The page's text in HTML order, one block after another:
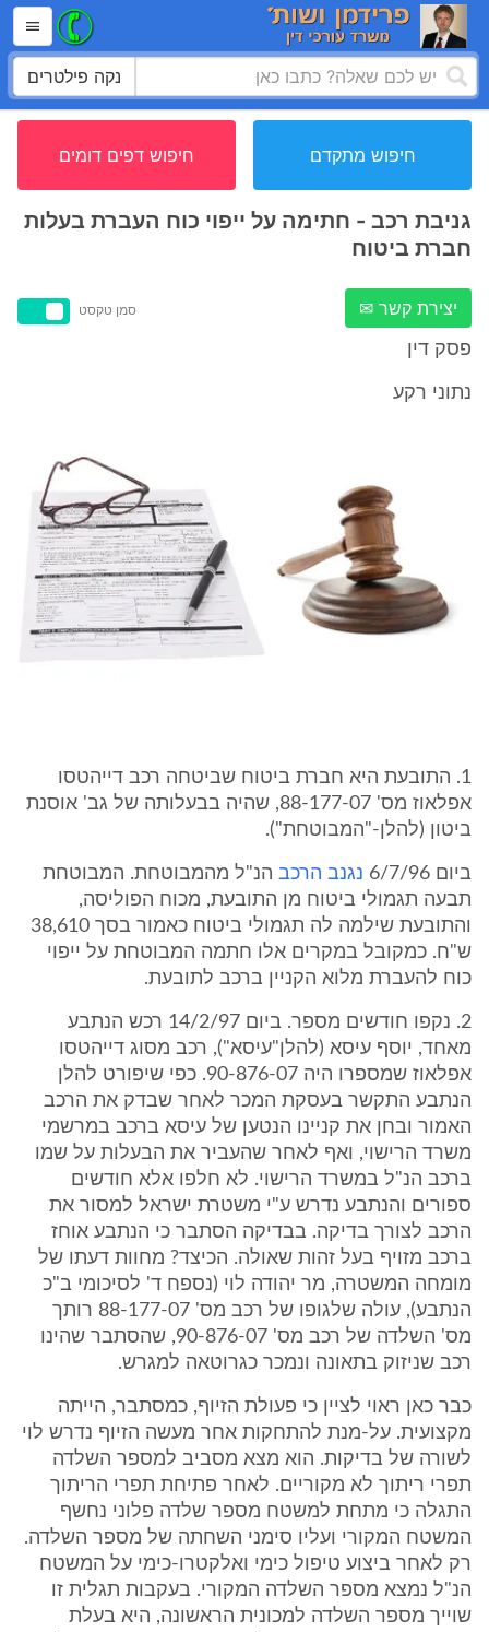
נקה פילטרים
חיפוש מתקדם חיפוש דפים דומים
גניבת רכב - חתימה על ייפוי כוח העברת בעלות
חברת ביטוח
יצירת קשר ✉ סמן טקסט
פסק דין
נתוני רקע
1. התובעת היא חברת ביטוח שביטחה רכב דייהטסו
אפלאוז מס' 88-177-07, שהיה בבעלותה של גב' אוסנת
ביטון (להלן-"המבוטחת").
ביום 6/7/96 נגנב הרכב הנ"ל מהמבוטחת. המבוטחת
תבעה תגמולי ביטוח מן התובעת, מכוח הפוליסה,
והתובעת שילמה לה תגמולי ביטוח כאמור בסך 38,610
ש"ח. כמקובל במקרים אלו חתמה המבוטחת על ייפוי
כוח להעברת מלוא הקניין ברכב לתובעת.
2. נקפו חודשים מספר. ביום 14/2/97 רכש הנתבע
מאחד, יוסף עיסא (להלן"עיסא"), רכב מסוג דייהטסו
אפלאוז שמספרו היה 90-876-07. כפי שיפורט להלן
הנתבע התקשר בעסקת המכר לאחר שבדק את הרכב
האמור ובחן את קניינו הנטען של עיסא ברכב במרשמי
משרד הרישוי, ואף לאחר שהעביר את הבעלות על שמו
ברכב הנ"ל במשרד הרישוי. לא חלפו אלא חודשים
ספורים והנתבע נדרש ע"י משטרת ישראל למסור את
הרכב לצורך בדיקה. בבדיקה הסתבר כי הנתבע אוחז
ברכב מזויף בעל זהות שאולה. הכיצד? מחוות דעתו של
מומחה המשטרה, מר יהודה לוי (נספח ד' לסיכומי ב"כ
הנתבע), עולה שלגופו של רכב מס' 88-177-07 רותך
מס' השלדה של רכב מס' 90-876-07, שהסתבר שהינו
רכב שניזוק בתאונה ונמכר כגרוטאה למגרש.
כבר כאן ראוי לציין כי פעולת הזיוף, כמסתבר, הייתה
מקצועית. על-מנת להתחקות אחר מעשה הזיוף נדרש לוי
לשורה של בדיקות. הוא מצא מסביב למספר השלדה
תפרי ריתוך לא מקוריים. לאחר פתיחת תפרי הריתוך
התגלה כי מתחת למשטח מספר שלדה פלוני נחשף
המשטח המקורי ועליו סימני השחתה של מספר השלדה.
רק לאחר ביצוע טיפול כימי ואלקטרו-כימי על המשטח
הנ"ל נמצא מספר השלדה המקורי. בעקבות תגלית זו
שוייך מספר השלדה למכונית הראשונה, היא בעלת